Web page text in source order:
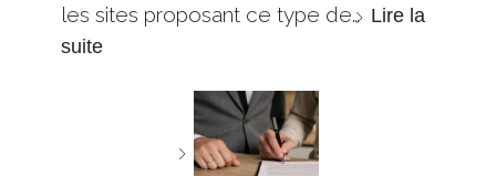
les sites proposant ce type de… Lire la
suite